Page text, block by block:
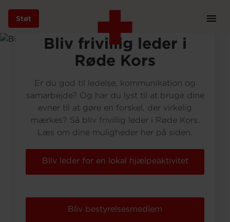
Gå
Støt
Bliv frivillig
Bliv frivillig leder i
Røde Kors
Er du god til ledelse, kommunikation og
samarbejde? Og har du lyst til at bruge dine
evner til at gøre en forskel, der virkelig
mærkes? Så bliv frivillig leder i Røde Kors.
Læs om dine muligheder her på siden.
Bliv leder for en lokal hjælpeaktivitet
Bliv bestyrelsesmedlem